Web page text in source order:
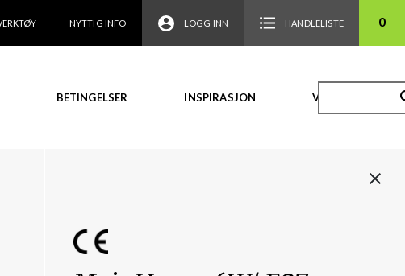
NYTTIG INFO LOGG INN HANDLELISTE 0
BETINGELSER INSPIRASJON VIDEO